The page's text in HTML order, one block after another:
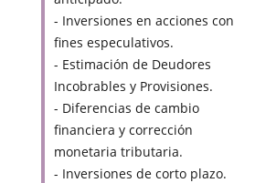
- Inversiones en acciones con
fines especulativos.
- Estimación de Deudores
Incobrables y Provisiones.
- Diferencias de cambio
financiera y corrección
monetaria tributaria.
- Inversiones de corto plazo.